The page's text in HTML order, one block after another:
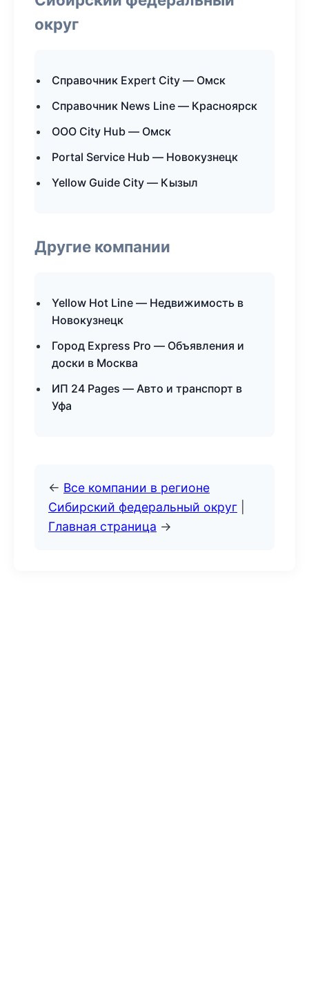
округ
Справочник Expert City — Омск
Справочник News Line — Красноярск
ООО City Hub — Омск
Portal Service Hub — Новокузнецк
Yellow Guide City — Кызыл
Другие компании
Yellow Hot Line — Недвижимость в
Новокузнецк
Город Express Pro — Объявления и
доски в Москва
ИП 24 Pages — Авто и транспорт в
Уфа
← Все компании в регионе
Сибирский федеральный округ
Главная страница →